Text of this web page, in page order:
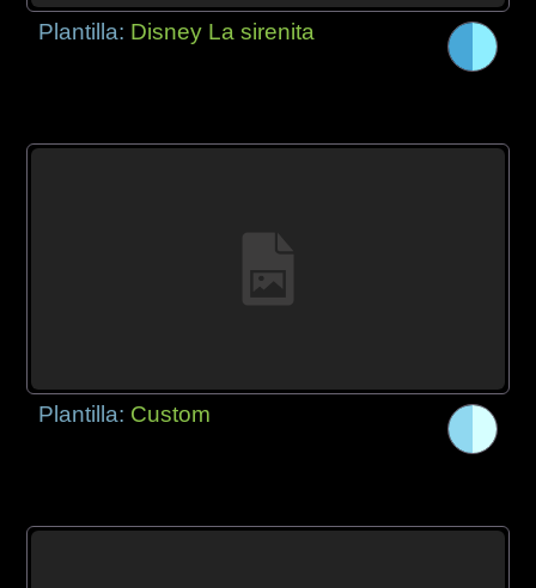
Plantilla: Disney La sirenita
Plantilla: Custom